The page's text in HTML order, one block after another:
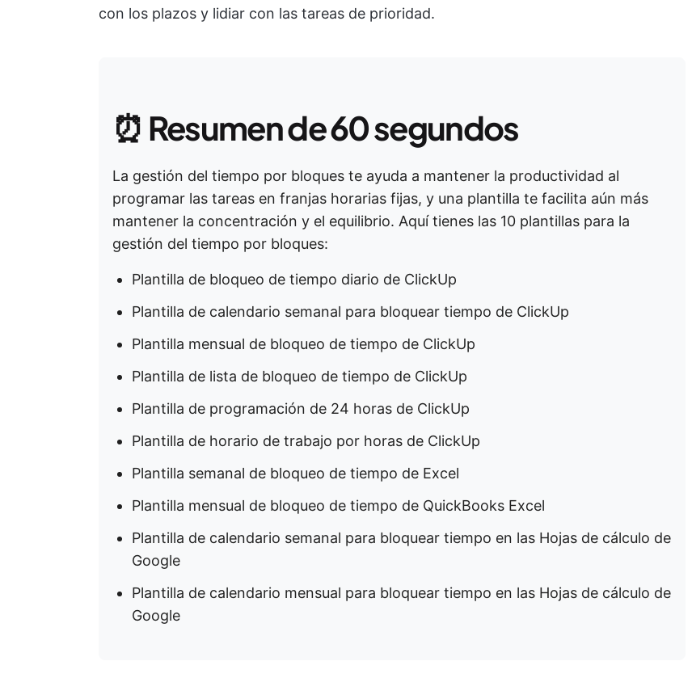
con los plazos y lidiar con las tareas de prioridad.
⏰ Resumen de 60 segundos
La gestión del tiempo por bloques te ayuda a mantener la productividad al
programar las tareas en franjas horarias fijas, y una plantilla te facilita aún más
mantener la concentración y el equilibrio. Aquí tienes las 10 plantillas para la
gestión del tiempo por bloques:
Plantilla de bloqueo de tiempo diario de ClickUp
Plantilla de calendario semanal para bloquear tiempo de ClickUp
Plantilla mensual de bloqueo de tiempo de ClickUp
Plantilla de lista de bloqueo de tiempo de ClickUp
Plantilla de programación de 24 horas de ClickUp
Plantilla de horario de trabajo por horas de ClickUp
Plantilla semanal de bloqueo de tiempo de Excel
Plantilla mensual de bloqueo de tiempo de QuickBooks Excel
Plantilla de calendario semanal para bloquear tiempo en las Hojas de cálculo de
Google
Plantilla de calendario mensual para bloquear tiempo en las Hojas de cálculo de
Google